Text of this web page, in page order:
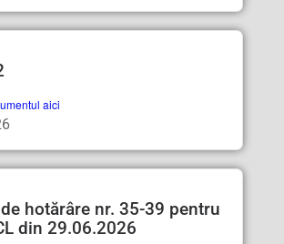
aici
hotărâre nr. 35-39 pentru
din 29.06.2026